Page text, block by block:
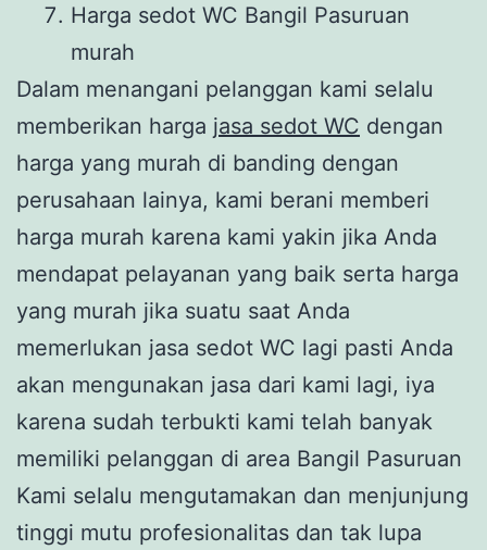
Harga sedot WC Bangil Pasuruan
murah
Dalam menangani pelanggan kami selalu
memberikan harga jasa sedot WC dengan
harga yang murah di banding dengan
perusahaan lainya, kami berani memberi
harga murah karena kami yakin jika Anda
mendapat pelayanan yang baik serta harga
yang murah jika suatu saat Anda
memerlukan jasa sedot WC lagi pasti Anda
akan mengunakan jasa dari kami lagi, iya
karena sudah terbukti kami telah banyak
memiliki pelanggan di area Bangil Pasuruan
Kami selalu mengutamakan dan menjunjung
tinggi mutu profesionalitas dan tak lupa